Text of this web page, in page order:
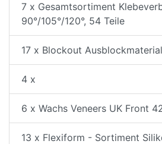
7 x Gesamtsortiment
90°/105°/120°, 54 Teile
17 x Blockout Ausblockmaterial
4 x
6 x Wachs Veneers UK Front
13 x Flexiform - Sortiment